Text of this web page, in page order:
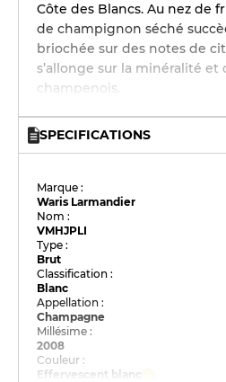
Côte des Blancs. Au nez de
de champignon séché
briochée sur des notes de
s’allonge sur la minéralité et
champenois.
SPECIFICATIONS
Marque :
Waris Larmandier
Nom :
VMHJPLI
Type :
Brut
Classification :
Blanc
Appellation :
Champagne
Millésime :
2008
Couleur :
Effervescent blanc